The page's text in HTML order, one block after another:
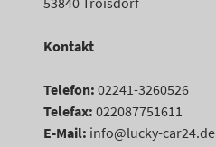
Kontakt
Telefon: 02241-3260526
Telefax: 022087751611
E-Mail: info@lucky-car24.de